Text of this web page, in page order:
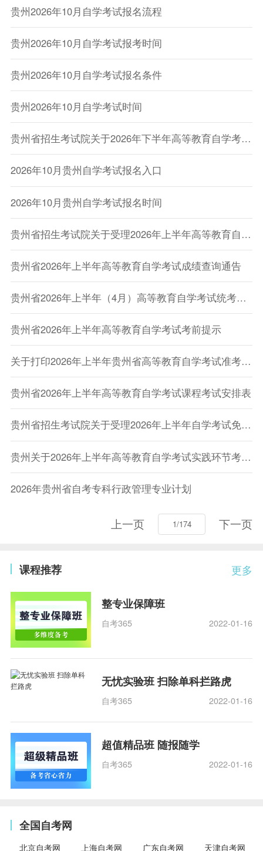
贵州2026年10月自学考试报名流程
贵州2026年10月自学考试报考时间
贵州2026年10月自学考试报名条件
贵州2026年10月自学考试时间
贵州省招生考试院关于2026年下半年高等教育自学考试报名的通告
2026年10月贵州自学考试报名入口
2026年10月贵州自学考试报名时间
贵州省招生考试院关于受理2026年上半年高等教育自学考试毕业申请的通告
贵州省2026年上半年高等教育自学考试成绩查询通告
贵州省2026年上半年（4月）高等教育自学考试统考课程推荐教材目录
贵州省2026年上半年高等教育自学考试考前提示
关于打印2026年上半年贵州省高等教育自学考试准考证的提示
贵州省2026年上半年高等教育自学考试课程考试安排表
贵州省招生考试院关于受理2026年上半年自学考试免考申请的通告
贵州关于2026年上半年高等教育自学考试实践环节考核报名工作的通告
2026年贵州省自考专科行政管理专业计划
上一页 下一页
更多
课程推荐
整专业保障班
自考365 2022-01-16
无忧实验班 扫除单科拦路虎
自考365 2022-01-16
超值精品班 随报随学
自考365 2022-01-16
全国自考网
北京自考网 上海自考网 广东自考网 天津自考网